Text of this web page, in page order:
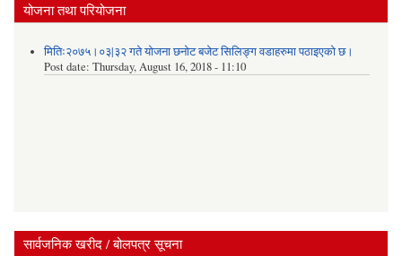
योजना तथा परियोजना
मितिः२०७५।०३|३२ गते योजना छनोट बजेट सिलिङ्ग वडाहरुमा पठाइएको छ​।
Post date: Thursday, August 16, 2018 - 11:10
सार्वजनिक खरीद / बोलपत्र सूचना